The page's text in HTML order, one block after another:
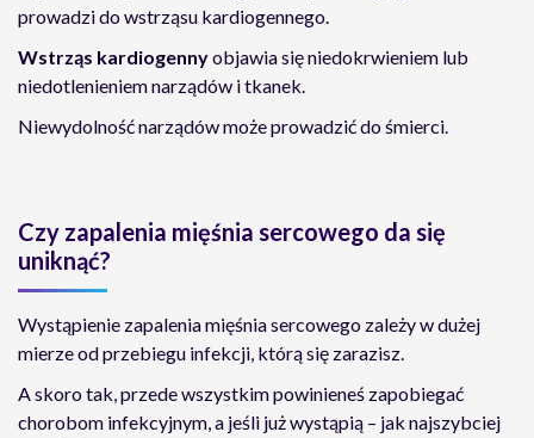
prowadzi do wstrząsu kardiogennego.
Wstrząs kardiogennyobjawia się niedokrwieniem lub
niedotlenieniem narządów i tkanek.
Niewydolność narządów może prowadzić do śmierci.
Czy zapalenia mięśnia sercowego da się
uniknąć?
Wystąpienie zapalenia mięśnia sercowego zależy w dużej
mierze od przebiegu infekcji, którą się zarazisz.
A skoro tak, przede wszystkim powinieneś zapobiegać
chorobom infekcyjnym, a jeśli już wystąpią – jak najszybciej